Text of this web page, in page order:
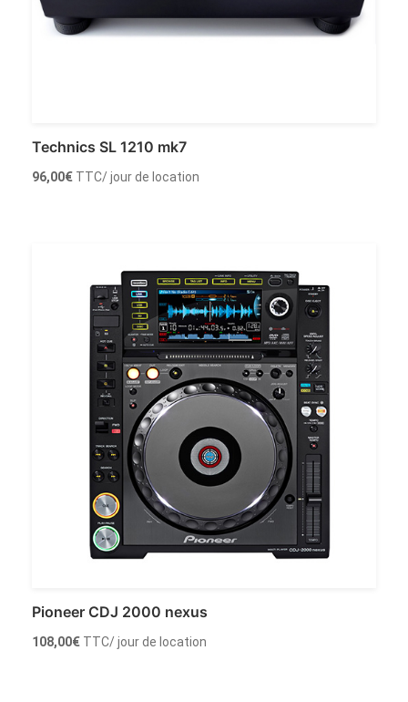
Technics SL 1210 mk7
96,00€ TTC/ jour de location
Pioneer CDJ 2000 nexus
108,00€ TTC/ jour de location